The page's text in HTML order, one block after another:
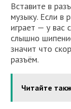
Вставите в
музыку. Если в
играет — у вас
слышно
значит что
разъём.
Читайте